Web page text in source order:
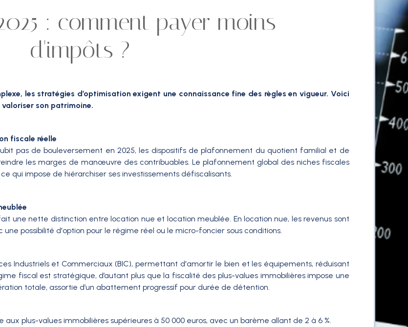
: comment payer moins
d'impôts ?
les stratégies d’optimisation exigent une connaissance fine des règles en vigueur. Voici
son patrimoine.
fiscale réelle
pas de bouleversement en 2025, les dispositifs de plafonnement du quotient familial et de
les marges de manœuvre des contribuables. Le plafonnement global des niches fiscales
qui impose de hiérarchiser ses investissements défiscalisants.
une nette distinction entre location nue et location meublée. En location nue, les revenus sont
possibilité d'option pour le régime réel ou le micro-foncier sous conditions.
Industriels et Commerciaux (BIC), permettant d'amortir le bien et les équipements, réduisant
fiscal est stratégique, d’autant plus que la fiscalité des plus-values immobilières impose une
totale, assortie d’un abattement progressif pour durée de détention.
plus-values immobilières supérieures à 50 000 euros, avec un barème allant de 2 à 6 %.